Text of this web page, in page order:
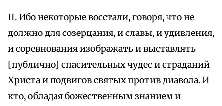
II. Ибо некоторые восстали, говоря, что не
должно для созерцания, и славы, и удивления,
и соревнования изображать и выставлять
[публично] спасительных чудес и страданий
Христа и подвигов святых против диавола. И
кто, обладая божественным знанием и